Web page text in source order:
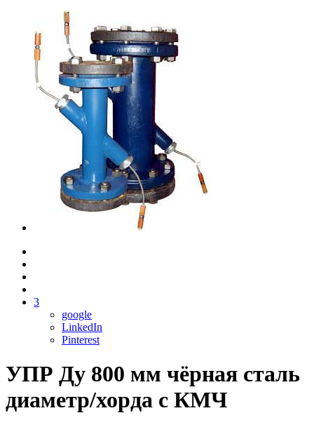
3
google
LinkedIn
Pinterest
УПР Ду 800 мм чёрная сталь
диаметр/хорда с КМЧ